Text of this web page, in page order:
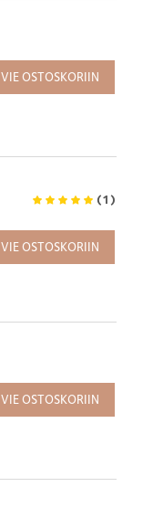
VIE OSTOSKORIIN
(1)
VIE OSTOSKORIIN
VIE OSTOSKORIIN